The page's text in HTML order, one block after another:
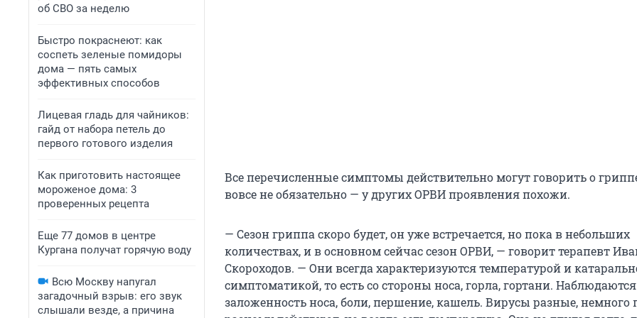
об СВО за неделю
Быстро покраснеют: как
соспеть зеленые помидоры
дома — пять самых
эффективных способов
Лицевая гладь для чайников:
гайд от набора петель до
первого готового изделия
Как приготовить настоящее
мороженое дома: 3
проверенных рецепта
Еще 77 домов в центре
Кургана получат горячую воду
Всю Москву напугал
загадочный взрыв: его звук
слышали везде, а причина
Все перечисленные симптомы действительно могут говорить о
вовсе не обязательно — у других ОРВИ проявления похожи.
— Сезон гриппа скоро будет, он уже встречается, но пока в небольших
количествах, и в основном сейчас сезон ОРВИ, — говорит терапевт
Скороходов. — Они всегда характеризуются температурой и
симптоматикой, то есть со стороны носа, горла, гортани. Наблюдаются
заложенность носа, боли, першение, кашель. Вирусы разные, немного